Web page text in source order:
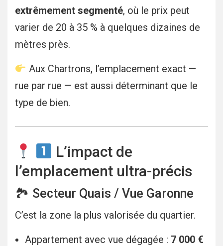
extrêmement segmenté, où le prix peut
varier de 20 à 35 % à quelques dizaines de
mètres près.
Aux Chartrons, l’emplacement exact —
rue par rue — est aussi déterminant que le
type de bien.
L’impact de
l’emplacement ultra-précis
🏞 Secteur Quais / Vue Garonne
C’est la zone la plus valorisée du quartier.
Appartement avec vue dégagée : 7 000 €